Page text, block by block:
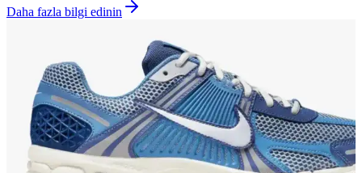
Daha fazla bilgi edinin